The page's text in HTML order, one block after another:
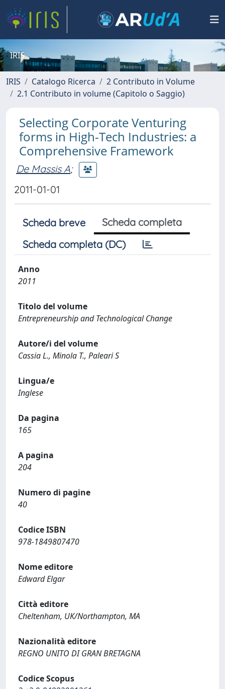
IRIS
IRIS Catalogo Ricerca
2 Contributo in Volume
2.1 Contributo in volume (Capitolo o Saggio)
Selecting Corporate Venturing
forms in High-Tech Industries: a
Comprehensive Framework
De Massis A;
2011-01-01
Scheda breve
Scheda completa
Scheda completa (DC)
Anno
2011
Titolo del volume
Entrepreneurship and Technological Change
Autore/i del volume
Cassia L., Minola T., Paleari S
Lingua/e
Inglese
Da pagina
165
A pagina
204
Numero di pagine
40
Codice ISBN
978-1849807470
Nome editore
Edward Elgar
Città editore
Cheltenham, UK/Northampton, MA
Nazionalità editore
REGNO UNITO DI GRAN BRETAGNA
Codice Scopus